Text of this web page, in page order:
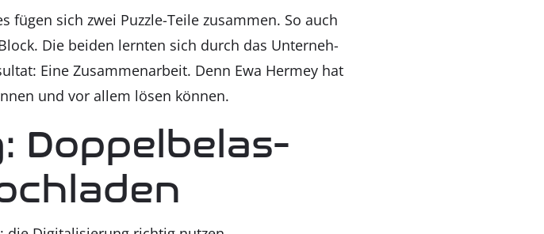
sich zwei Puz­zle-Tei­le zusam­men. So auch
Die bei­den lern­ten sich durch das Unter­neh­
Eine Zusam­men­ar­beit. Denn Ewa Her­mey hat
und vor allem lösen kön­nen.
Dop­pel­be­las­